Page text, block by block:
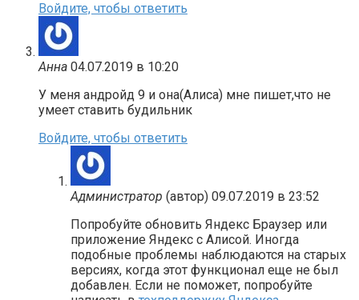
Войдите, чтобы ответить
Анна 04.07.2019 в 10:20
У меня андройд 9 и она(Алиса) мне пишет,что не
умеет ставить будильник
Войдите, чтобы ответить
Администратор (автор) 09.07.2019 в 23:52
Попробуйте обновить Яндекс Браузер или
приложение Яндекс с Алисой. Иногда
подобные проблемы наблюдаются на старых
версиях, когда этот функционал еще не был
добавлен. Если не поможет, попробуйте